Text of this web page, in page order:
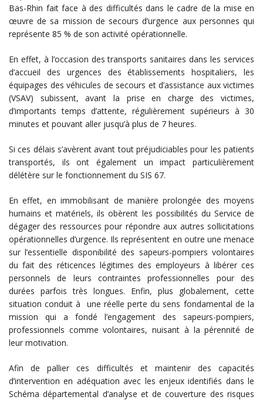
Bas-Rhin fait face à des difficultés dans le cadre de la mise en
œuvre de sa mission de secours d’urgence aux personnes qui
représente 85 % de son activité opérationnelle.
En effet, à l’occasion des transports sanitaires dans les services
d’accueil des urgences des établissements hospitaliers, les
équipages des véhicules de secours et d’assistance aux victimes
(VSAV) subissent, avant la prise en charge des victimes,
d’importants temps d’attente, régulièrement supérieurs à 30
minutes et pouvant aller jusqu’à plus de 7 heures.
Si ces délais s’avèrent avant tout préjudiciables pour les patients
transportés, ils ont également un impact particulièrement
délétère sur le fonctionnement du SIS 67.
En effet, en immobilisant de manière prolongée des moyens
humains et matériels, ils obèrent les possibilités du Service de
dégager des ressources pour répondre aux autres sollicitations
opérationnelles d’urgence. Ils représentent en outre une menace
sur l’essentielle disponibilité des sapeurs-pompiers volontaires
du fait des réticences légitimes des employeurs à libérer ces
personnels de leurs contraintes professionnelles pour des
durées parfois très longues. Enfin, plus globalement, cette
situation conduit à une réelle perte du sens fondamental de la
mission qui a fondé l’engagement des sapeurs-pompiers,
professionnels comme volontaires, nuisant à la pérennité de
leur motivation.
Afin de pallier ces difficultés et maintenir des capacités
d’intervention en adéquation avec les enjeux identifiés dans le
Schéma départemental d’analyse et de couverture des risques